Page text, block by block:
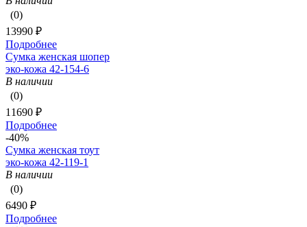
(0)
13990 ₽
Подробнее
Сумка женская шопер
эко-кожа 42-154-6
В наличии
(0)
11690 ₽
Подробнее
-40%
Сумка женская тоут
эко-кожа 42-119-1
В наличии
(0)
6490 ₽
Подробнее